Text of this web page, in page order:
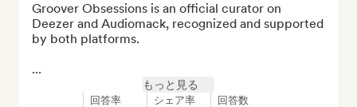
Groover Obsessions is an official curator on
Deezer and Audiomack, recognized and supported
by both platforms.
...
もっと見る
回答率 シェア率 回答数